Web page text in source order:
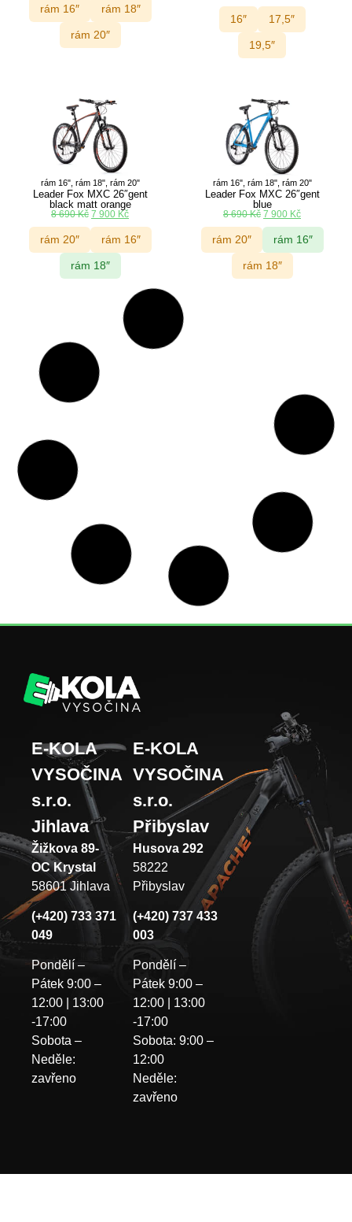
rám 16″ rám 18″
rám 20″
16″ 17,5″
19,5″
rám 16", rám 18", rám 20"
Leader Fox MXC 26″gent
black matt orange
8 690Kč 7 900 Kč
rám 20″ rám 16″
rám 18″
rám 16", rám 18", rám 20"
Leader Fox MXC 26″gent
blue
8 690Kč 7 900 Kč
rám 20″ rám 16″
rám 18″
E-KOLA
VYSOČINA
s.r.o.
Jihlava
Žižkova 89-
OC Krystal
58601 Jihlava
(+420) 733 371
049
Pondělí –
Pátek 9:00 –
12:00 | 13:00
-17:00
Sobota –
Neděle:
zavřeno
E-KOLA
VYSOČINA
s.r.o.
Přibyslav
Husova 292
58222
Přibyslav
(+420) 737 433
003
Pondělí –
Pátek 9:00 –
12:00 | 13:00
-17:00
Sobota: 9:00 –
12:00
Neděle:
zavřeno